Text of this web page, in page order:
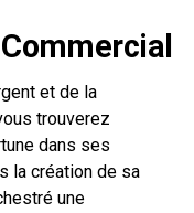
et de la
trouverez
dans ses
la création de sa
une